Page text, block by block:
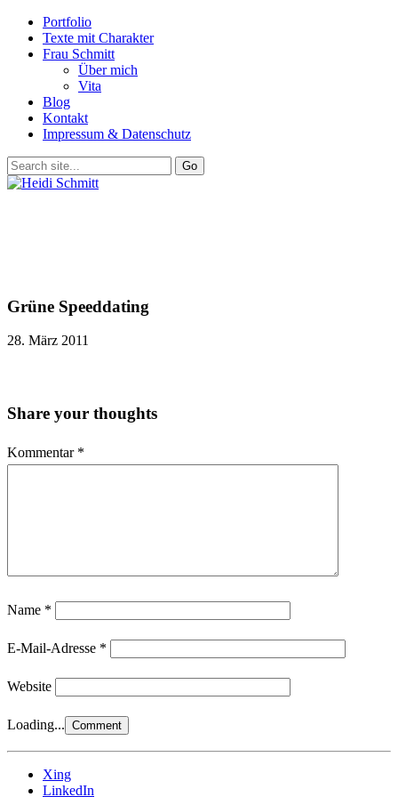
Portfolio
Texte mit Charakter
Frau Schmitt
Über mich
Vita
Blog
Kontakt
Impressum & Datenschutz
Grüne Speeddating
28. März 2011
Share your thoughts
Kommentar *
Name *
E-Mail-Adresse *
Website
Loading...
Xing
LinkedIn